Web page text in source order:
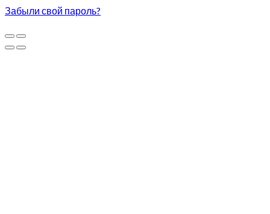
Забыли свой пароль?